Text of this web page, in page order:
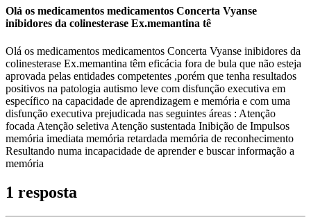
Olá os medicamentos medicamentos Concerta Vyanse
inibidores da colinesterase Ex.memantina tê
Olá os medicamentos medicamentos Concerta Vyanse inibidores da
colinesterase Ex.memantina têm eficácia fora de bula que não esteja
aprovada pelas entidades competentes ,porém que tenha resultados
positivos na patologia autismo leve com disfunção executiva em
específico na capacidade de aprendizagem e memória e com uma
disfunção executiva prejudicada nas seguintes áreas : Atenção
focada Atenção seletiva Atenção sustentada Inibição de Impulsos
memória imediata memória retardada memória de reconhecimento
Resultando numa incapacidade de aprender e buscar informação a
memória
1 resposta